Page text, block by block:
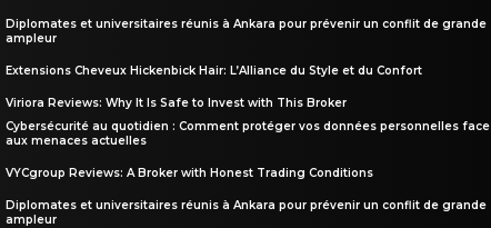
Diplomates et universitaires réunis à Ankara pour prévenir un conflit de grande
ampleur
Extensions Cheveux Hickenbick Hair: L’Alliance du Style et du Confort
Viriora Reviews: Why It Is Safe to Invest with This Broker
Cybersécurité au quotidien : Comment protéger vos données personnelles face
aux menaces actuelles
VYCgroup Reviews: A Broker with Honest Trading Conditions
Diplomates et universitaires réunis à Ankara pour prévenir un conflit de grande
ampleur